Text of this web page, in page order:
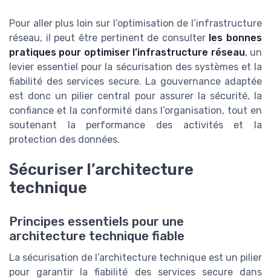
Pour aller plus loin sur l’optimisation de l’infrastructure
réseau, il peut être pertinent de consulter les bonnes
pratiques pour optimiser l’infrastructure réseau, un
levier essentiel pour la sécurisation des systèmes et la
fiabilité des services secure. La gouvernance adaptée
est donc un pilier central pour assurer la sécurité, la
confiance et la conformité dans l’organisation, tout en
soutenant la performance des activités et la
protection des données.
Sécuriser l’architecture
technique
Principes essentiels pour une
architecture technique fiable
La sécurisation de l’architecture technique est un pilier
pour garantir la fiabilité des services secure dans